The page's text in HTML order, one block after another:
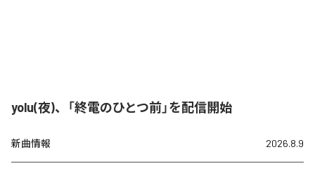
yolu(夜)、「終電のひとつ前」を配信開始
新曲情報 2026.8.9